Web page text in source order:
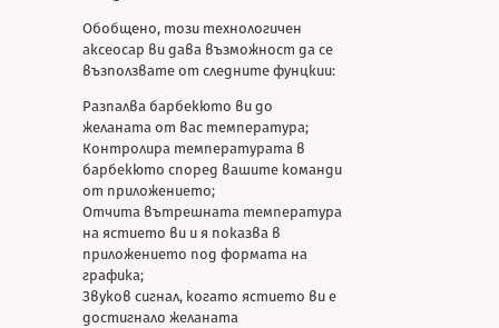
Обобщено, този технологичен
аксеосар ви дава възможност да се
възползвате от следните фунцкии:
Разпалва барбекюто ви до
желаната от вас температура;
Контролира температурата в
барбекюто според вашите команди
от приложението;
Отчита вътрешната температура
на ястието ви и я показва в
приложението под формата на
графика;
Звуков сигнал, когато ястието ви е
достигнало желаната